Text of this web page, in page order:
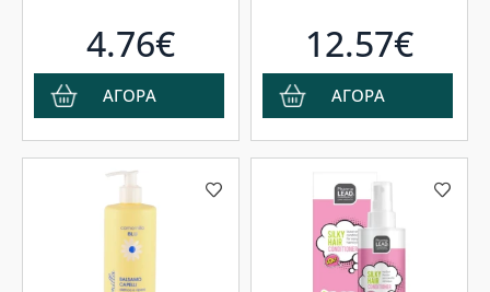
4.76€
ΑΓΟΡΑ
12.57€
ΑΓΟΡΑ